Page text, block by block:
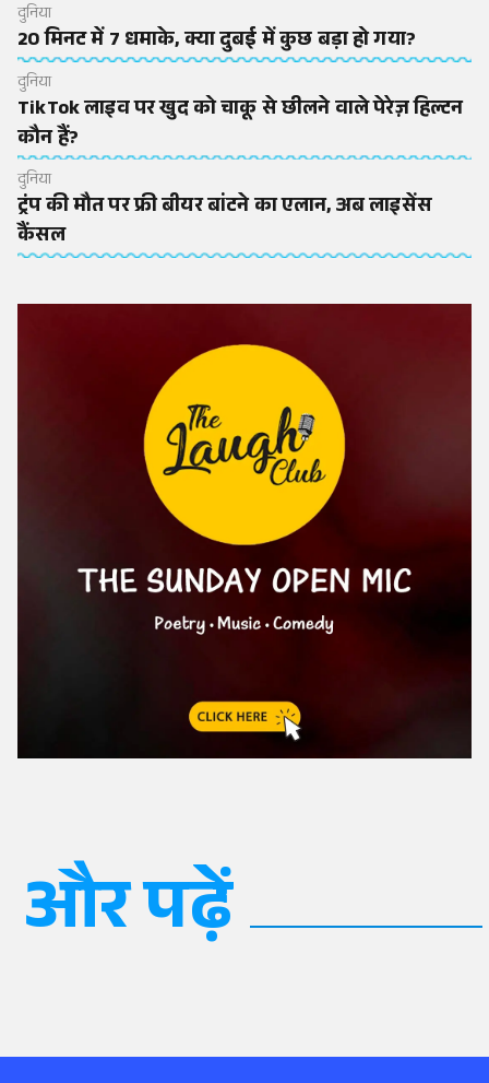
दुनिया
20 मिनट में 7 धमाके, क्या दुबई में कुछ बड़ा हो गया?
दुनिया
TikTok लाइव पर खुद को चाकू से छीलने वाले पेरेज़ हिल्टन
कौन हैं?
दुनिया
ट्रंप की मौत पर फ्री बीयर बांटने का एलान, अब लाइसेंस
कैंसल
और पढ़ें